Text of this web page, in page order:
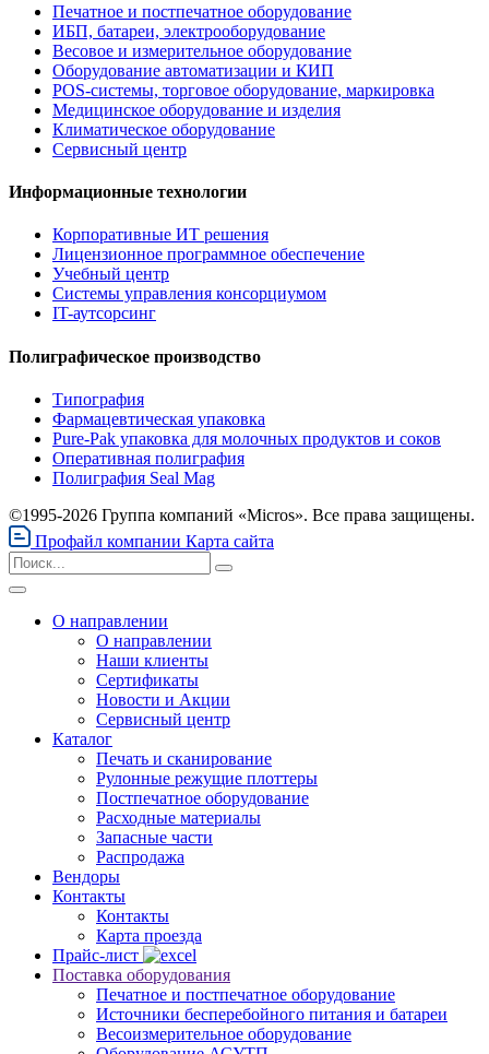
Печатное и постпечатное оборудование
ИБП, батареи, электрооборудование
Весовое и измерительное оборудование
Оборудование автоматизации и КИП
POS-системы, торговое оборудование, маркировка
Медицинское оборудование и изделия
Климатическое оборудование
Сервисный центр
Информационные технологии
Корпоративные ИТ решения
Лицензионное программное обеспечение
Учебный центр
Системы управления консорциумом
IT-аутсорсинг
Полиграфическое производство
Типография
Фармацевтическая упаковка
Pure-Pak упаковка для молочных продуктов и соков
Оперативная полиграфия
Полиграфия Seal Mag
©1995-2026 Группа компаний «Micros». Все права защищены.
Профайл компании Карта сайта
О направлении
О направлении
Наши клиенты
Сертификаты
Новости и Акции
Сервисный центр
Каталог
Печать и сканирование
Рулонные режущие плоттеры
Постпечатное оборудование
Расходные материалы
Запасные части
Распродажа
Вендоры
Контакты
Контакты
Карта проезда
Прайс-лист
Поставка оборудования
Печатное и постпечатное оборудование
Источники бесперебойного питания и батареи
Весоизмерительное оборудование